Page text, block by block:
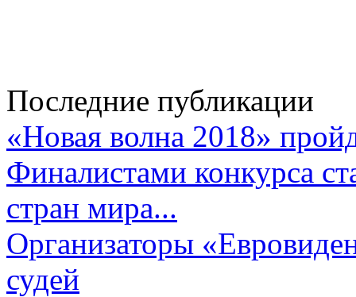
Последние публикации
«Новая волна 2018»
Финалистами конкурса
стран мира...
Организаторы
судей